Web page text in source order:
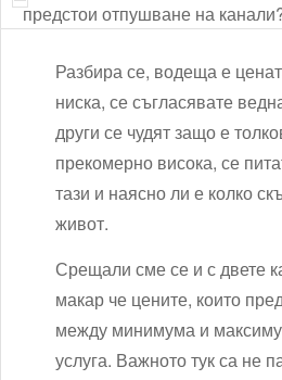
предстои отпушване на
Разбира се, водеща е
ниска, се съгласявате
други се чудят защо е
прекомерно висока, се
тази и наясно ли е колко
живот.
Срещали сме се и с двете
макар че цените, които
между минимума и
услуга. Важното тук са не